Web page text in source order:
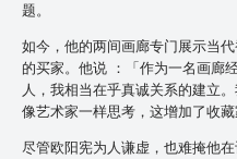
题。
如今，他的两间画廊专门展示当
的买家。他说 ：「作为一名画廊
人，我相当在乎真诚关系的建立
像艺术家一样思考，这增加了收藏
尽管欧阳宪为人谦虚，也难掩他